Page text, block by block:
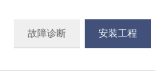
故障诊断 安装工程